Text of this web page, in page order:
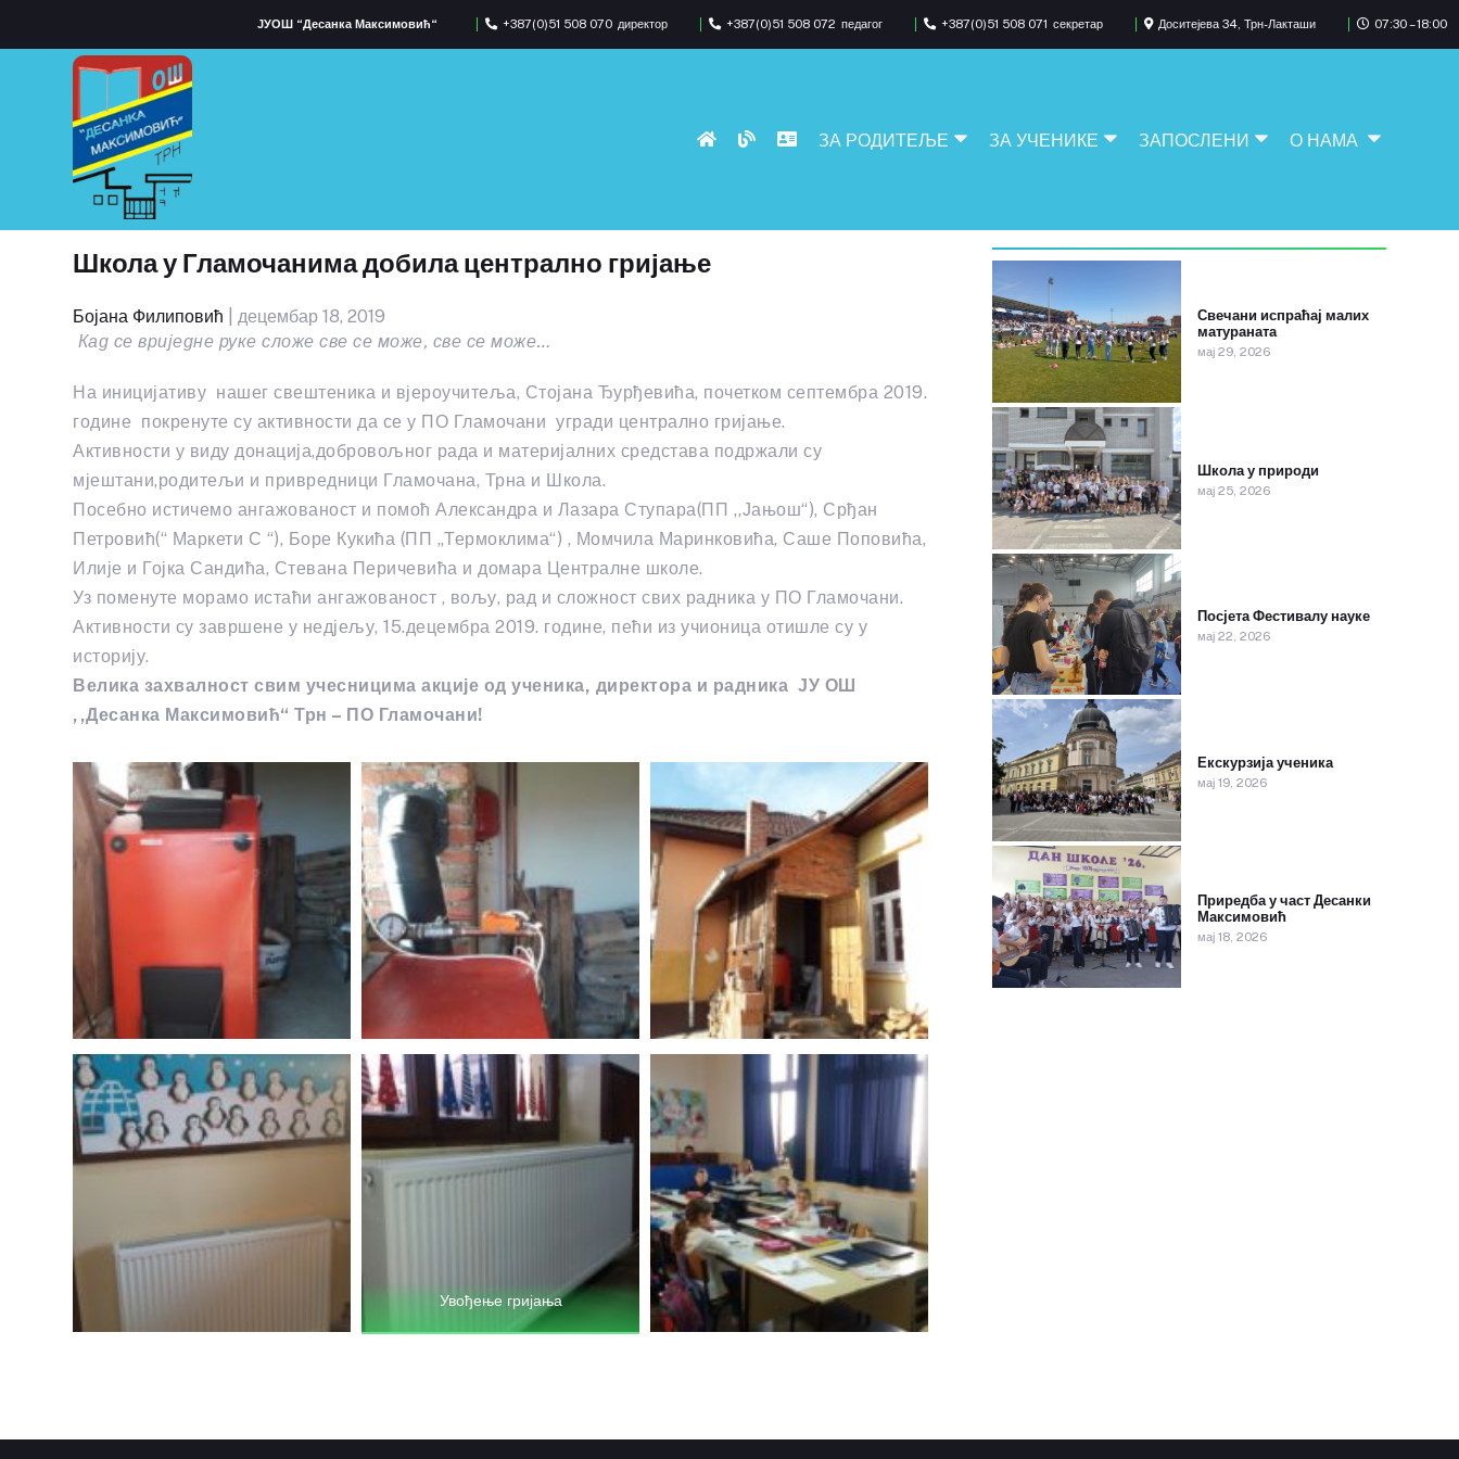
ЈУОШ “Десанка Максимовић“ +387(0)51 508 070 директор +387(0)51 508 072 педагог +387(0)51 508 071 секретар Доситејева 34, Трн-Лакташи 07:30 – 18:00
ЗА РОДИТЕЉЕ ЗА УЧЕНИКЕ ЗАПОСЛЕНИ О НАМА
Школа у Гламочанима добила централно гријање
Бојана Филиповић | децембар 18, 2019
Кад се вриједне руке сложе све се може, све се може…
На иницијативу нашег свештеника и вјероучитеља, Стојана Ђурђевића, почетком септембра 2019.
године покренуте су активности да се у ПО Гламочани угради централно гријање.
Активности у виду донација,добровољног рада и материјалних средстава подржали су
мјештани,родитељи и привредници Гламочана, Трна и Школа.
Посебно истичемо ангажованост и помоћ Александра и Лазара Ступара(ПП ,,Јањош“), Срђан
Петровић(“ Маркети С “), Боре Кукића (ПП „Термоклима“) , Момчила Маринковића, Саше Поповића,
Илије и Гојка Сандића, Стевана Перичевића и домара Централне школе.
Уз поменуте морамо истаћи ангажованост , вољу, рад и сложност свих радника у ПО Гламочани.
Активности су завршене у недјељу, 15.децембра 2019. године, пећи из учионица отишле су у
историју.
Велика захвалност свим учесницима акције од ученика, директора и радника ЈУ ОШ
,,Десанка Максимовић“ Трн – ПО Гламочани!
Увођење гријања
Свечани испраћај малих
матураната
мај 29, 2026
Школа у природи
мај 25, 2026
Посјета Фестивалу науке
мај 22, 2026
Екскурзија ученика
мај 19, 2026
Приредба у част Десанки
Максимовић
мај 18, 2026